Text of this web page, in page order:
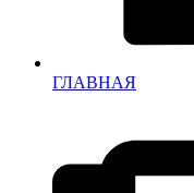
ГЛАВНАЯ